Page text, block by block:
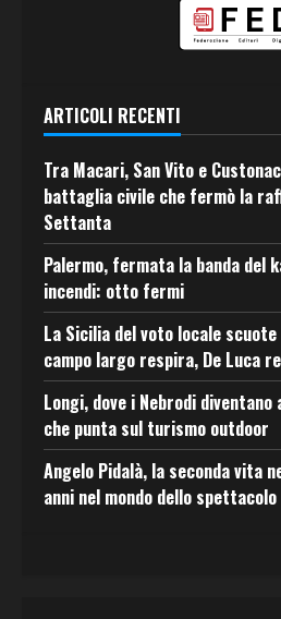
ARTICOLI RECENTI
Tra Macari, San Vito e
battaglia civile che fermò la
Settanta
Palermo, fermata la banda del
incendi: otto fermi
La Sicilia del voto locale
campo largo respira, De Luca
Longi, dove i Nebrodi
che punta sul turismo outdoor
Angelo Pidalà, la seconda vita
anni nel mondo dello spettacolo